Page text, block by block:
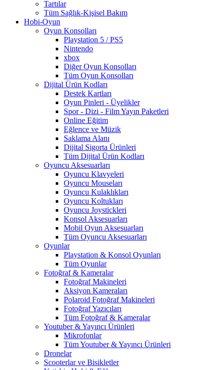
Tartılar
Tüm Sağlık-Kişisel Bakım
Hobi-Oyun
Oyun Konsolları
Playstation 5 / PS5
Nintendo
xbox
Diğer Oyun Konsolları
Tüm Oyun Konsolları
Dijital Ürün Kodları
Destek Kartları
Oyun Pinleri - Üyelikler
Spor - Dizi - Film Yayın Paketleri
Online Eğitim
Eğlence ve Müzik
Saklama Alanı
Dijital Sigorta Ürünleri
Tüm Dijital Ürün Kodları
Oyuncu Aksesuarları
Oyuncu Klavyeleri
Oyuncu Mouseları
Oyuncu Kulaklıkları
Oyuncu Koltukları
Oyuncu Joystickleri
Konsol Aksesuarları
Mobil Oyun Aksesuarları
Tüm Oyuncu Aksesuarları
Oyunlar
Playstation & Konsol Oyunları
Tüm Oyunlar
Fotoğraf & Kameralar
Fotoğraf Makineleri
Aksiyon Kameraları
Polaroid Fotoğraf Makineleri
Fotoğraf Yazıcıları
Tüm Fotoğraf & Kameralar
Youtuber & Yayıncı Ürünleri
Mikrofonlar
Tüm Youtuber & Yayıncı Ürünleri
Dronelar
Scooterlar ve Bisikletler